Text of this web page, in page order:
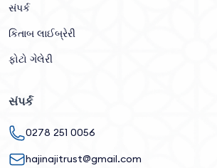
સંપર્ક
કિતાબ લાઈબ્રેરી
ફોટો ગેલેરી
સંપર્ક
0278 251 0056
hajinajitrust@gmail.com